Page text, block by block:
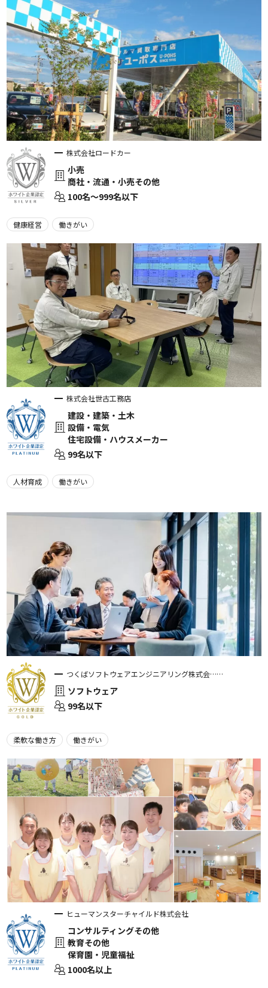
株式会社ロードカー
小売
商社・流通・小売その他
100名〜999名以下
健康経営 働きがい
株式会社世古工務店
建設・建築・土木
設備・電気
住宅設備・ハウスメーカー
99名以下
人材育成 働きがい
つくばソフトウェアエンジニアリング株式会……
ソフトウェア
99名以下
柔軟な働き方 働きがい
ヒューマンスターチャイルド株式会社
コンサルティングその他
教育その他
保育園・児童福祉
1000名以上